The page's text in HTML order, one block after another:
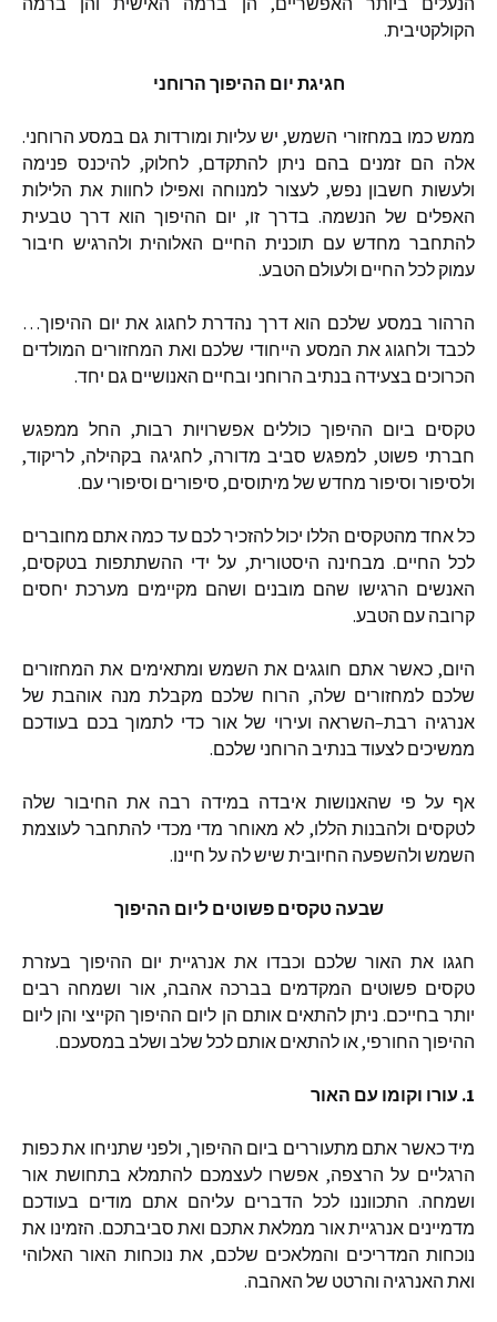
הקולקטיבית.
חגיגת יום ההיפוך הרוחני
ממש כמו במחזורי השמש, יש עליות ומורדות גם במסע הרוחני.
אלה הם זמנים בהם ניתן להתקדם, לחלוק, להיכנס פנימה
ולעשות חשבון נפש,לעצור למנוחה ואפילו לחוות את הלילות
האפלים של הנשמה. בדרך זו, יום ההיפוך הוא דרך טבעית
להתחבר מחדש עם תוכנית החיים האלוהית ולהרגיש חיבור
עמוק לכל החיים ולעולם הטבע.
הרהור במסע שלכם הוא דרך נהדרת לחגוג את יום ההיפוך…
לכבד ולחגוג את המסע הייחודי שלכם ואת המחזורים המולדים
הכרוכים בצעידה בנתיב הרוחני ובחיים האנושיים גם יחד.
טקסים ביום ההיפוך כוללים אפשרויות רבות, החל ממפגש
חברתי פשוט, למפגש סביב מדורה,לחגיגה בקהילה, לריקוד,
ולסיפור וסיפור מחדש של מיתוסים, סיפורים וסיפורי עם.
כלאחד מהטקסים הללו יכוללהזכירלכם עד כמה אתם מחוברים
לכל החיים. מבחינה היסטורית, על ידי ההשתתפות בטקסים,
האנשים הרגישו שהם מובנים ושהם מקיימים מערכת יחסים
קרובה עם הטבע.
היום,כאשר אתם חוגגים את השמש ומתאימים את המחזורים
שלכם למחזורים שלה, הרוח שלכם מקבלת מנה אוהבת של
אנרגיה רבת–השראה ועירוי של אור כדי לתמוך בכם בעודכם
ממשיכים לצעוד בנתיב הרוחני שלכם.
אף על פי שהאנושות איבדה במידה רבה את החיבור שלה
לטקסים ולהבנות הללו,לא מאוחר מדי מכדי להתחבר לעוצמת
השמש ולהשפעה החיובית שישלה על חיינו.
שבעה טקסים פשוטים ליום ההיפוך
חגגו את האור שלכם וכבדו את אנרגיית יום ההיפוך בעזרת
טקסים פשוטים המקדמים בברכה אהבה,אור ושמחה רבים
יותר בחייכם. ניתן להתאים אותם הן ליום ההיפוך הקייצי והן ליום
ההיפוך החורפי,או להתאים אותם לכל שלב ושלב במסעכם.
1. עורו וקומו עם האור
מידכאשר אתם מתעוררים ביום ההיפוך, ולפני שתניחו אתכפות
הרגליים על הרצפה, אפשרו לעצמכם להתמלא בתחושת אור
ושמחה. התכווננו לכל הדברים עליהם אתם מודים בעודכם
מדמיינים אנרגייתאור ממלאת אתכם ואת סביבתכם. הזמינו את
נוכחות המדריכים והמלאכים שלכם, את נוכחות האור האלוהי
ואת האנרגיה והרטט של האהבה.